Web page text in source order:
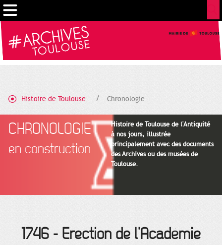
Histoire de Toulouse Chronologie
CHRONOLOGIE
en construction
Histoire de Toulouse de l'Antiquité
à nos jours, illustrée
principalement avec des documents
des Archives ou des musées de
Toulouse.
1746 - Erection de l’Académie
Gestion de vos préférences sur les cookies